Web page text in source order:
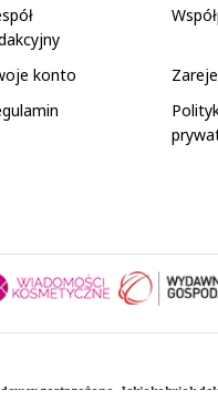
konto
zastrzeżone. Jakiekolwiek